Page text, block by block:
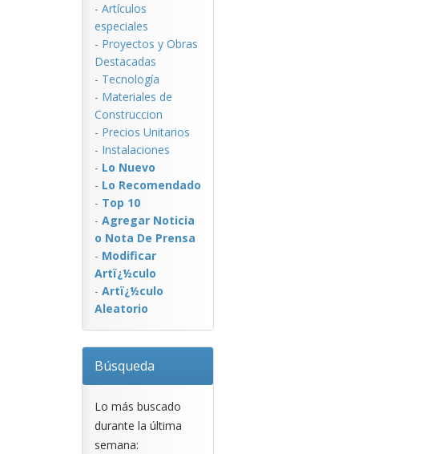
- Artículos
especiales
- Proyectos y Obras
Destacadas
- Tecnología
- Materiales de
Construccion
- Precios Unitarios
- Instalaciones
- Lo Nuevo
- Lo Recomendado
- Top 10
- Agregar Noticia
o Nota De Prensa
- Modificar
Artï¿½culo
- Artï¿½culo
Aleatorio
Búsqueda
Lo más buscado
durante la última
semana: